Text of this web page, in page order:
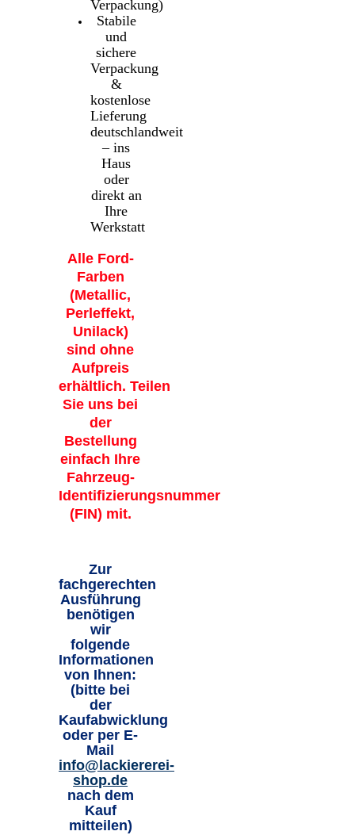
Verpackung)
Stabile
und
sichere
Verpackung
&
kostenlose
Lieferung
deutschlandweit
– ins
Haus
oder
direkt an
Ihre
Werkstatt
Alle Ford-
Farben
(Metallic,
Perleffekt,
Unilack)
sind ohne
Aufpreis
erhältlich. Teilen
Sie uns bei
der
Bestellung
einfach Ihre
Fahrzeug-
Identifizierungsnummer
(FIN) mit.
Zur
fachgerechten
Ausführung
benötigen
wir
folgende
Informationen
von Ihnen:
(bitte bei
der
Kaufabwicklung
oder per E-
Mail
info@lackiererei-
shop.de
nach dem
Kauf
mitteilen)